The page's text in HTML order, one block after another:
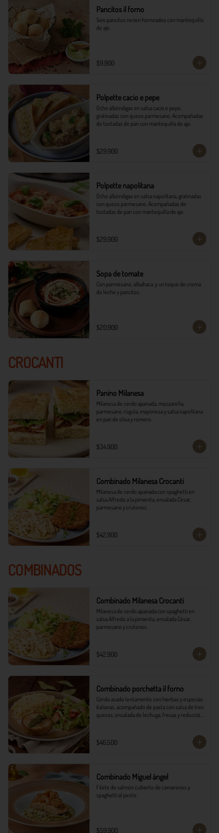
Pancitos il forno
Seis pancitos recien horneados con mantequillo
de ajo.
$9.900
Polpette cacio e pepe
Ocho albóndigas en salsa cacio e pepe,
gratinadas con queso parmesano. Acompañadas
de tostadas de pan con mantequilla de ajo.
$29.900
Polpette napolitana
Ocho albóndigas en salsa napolitana, gratinadas
con queso parmesano. Acompañadas de
tostadas de pan con mantequilla de ajo.
$29.900
Sopa de tomate
Con parmesano, albahaca, y un toque de crema
de leche y pancitos.
$20.900
CROCANTI
Panino Milanesa
Milanesa de cerdo apanada, mozzarella,
parmesano, rúgula, mayonesa y salsa napolitana
en pan de oliva y romero.
$34.900
Combinado Milanesa Crocanti
Milanesa de cerdo apanada con spaghetti en
salsa Alfredo a la pimienta, ensalada César,
parmesano y crutones.
$42.900
COMBINADOS
Combinado Milanesa Crocanti
Milanesa de cerdo apanada con spaghetti en
salsa Alfredo a la pimienta, ensalada César,
parmesano y crutones.
$42.900
Combinado porchetta il forno
Cerdo asado lentamente con hierbas y especias
italianas, acompañado de pasta con salsa de tres
quesos, ensalada de lechuga, fresas y reducción
$46.500
Combinado Miguel ángel
Filete de salmón cubierto de camarones y
spaghetti al pesto.
$59.900